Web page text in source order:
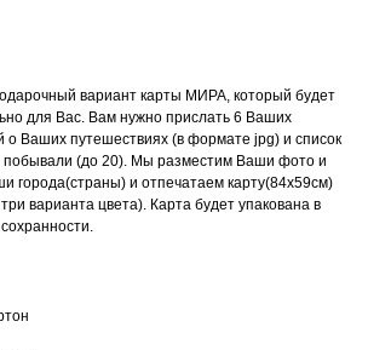
вариант карты МИРА, который будет
для Вас. Вам нужно прислать 6 Ваших
Ваших путешествиях (в формате jpg) и список
побывали (до 20). Мы разместим Ваши фото и
города(страны) и отпечатаем карту(84х59см)
варианта цвета). Карта будет упакована в